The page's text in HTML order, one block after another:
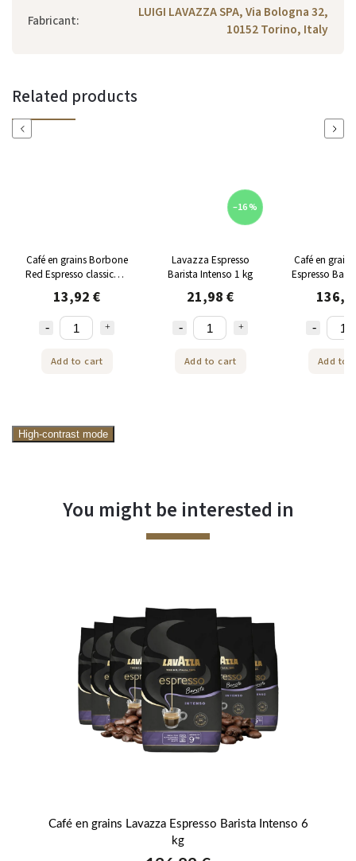
Fabricant:
LUIGI LAVAZZA SPA, Via Bologna 32,
10152 Torino, Italy
Related products
Previous
Borbone
classico 1
Lavazza Espresso
Barista Intenso 1 kg
Café en grains Lavazza
Espresso Barista Intenso
Next
High-contrast mode
You might be interested in
Café en grains Lavazza Espresso Barista Intenso 6
kg